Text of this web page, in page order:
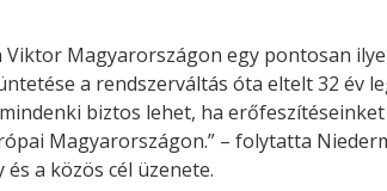
Viktor Magyarországon egy pontosan
a rendszerváltás óta eltelt 32 év
biztos lehet, ha
Magyarországon.” – folytatta
és a közös cél üzenete.